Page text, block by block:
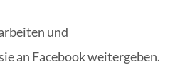
und
an Facebook weitergeben.